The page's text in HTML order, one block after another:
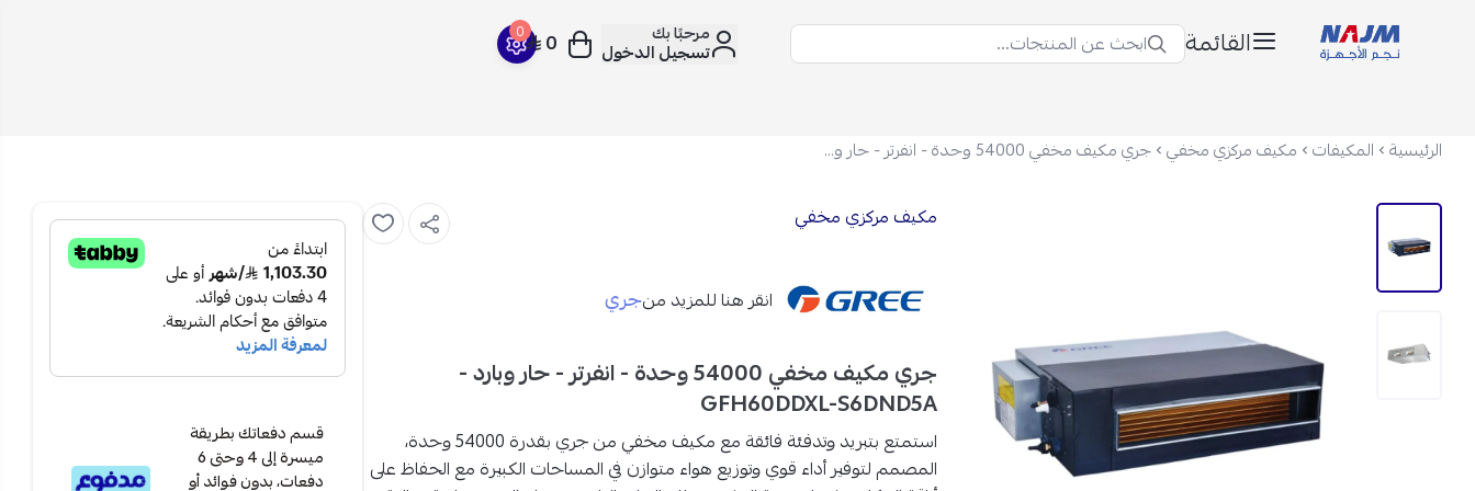
القائمة ابحث عن المنتجات... مرحبًا بك
تسجيل الدخول
0 0
الرئيسية المكيفات مكيف مركزي مخفي جري مكيف مخفي 54000 وحدة - انفرتر - حار وبارد - GFH60DDXL-S6DND5A
مكيف مركزي مخفي
انقر هنا للمزيد منجري
جري مكيف مخفي 54000 وحدة - انفرتر - حار وبارد -
GFH60DDXL-S6DND5A
استمتع بتبريد وتدفئة فائقة مع مكيف مخفي من جري بقدرة 54000 وحدة
،
المصمم لتوفير أداء قوي وتوزيع هواء متوازن في المساحات الكبيرة مع الحفاظ على
قسم دفعاتك بطريقة
ميسرة إلى 4 وحتى 6
دفعات، بدون فوائد أو